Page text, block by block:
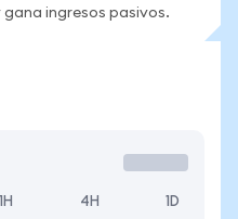
ingresos pasivos.
1H 4H 1D